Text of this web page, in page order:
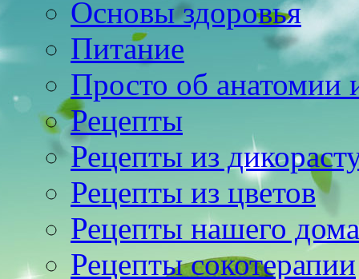
Основы здоровья
Питание
Просто об анатомии
Рецепты
Рецепты из
Рецепты из цветов
Рецепты нашего дома
Рецепты сокотерапии